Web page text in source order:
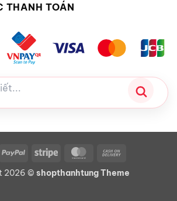
THANH TOÁN
PayPal Stripe MasterCard
Delivery
2026 © shopthanhtung Theme